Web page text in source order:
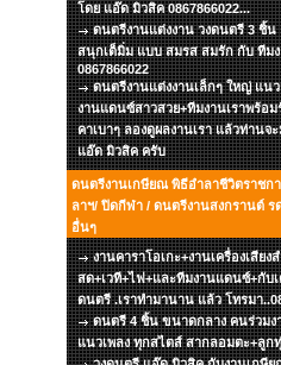
โดย แอ๊ด มิวสิค 0867866022...
ดนตรีงานแต่งงาน วงดนตรี 3 ชิ้
สนุกเต็มิ่ม แบบ สมรส สมรัก กับ ทีม
0867866022
ดนตรีงานแต่งงานเล็กๆ ใหญ่ แน
งานแดนซ์สาวสวย+ทีมงานเราพร้อ
คาเบาๆ ลองดูผลงานเรา แล้วท่านจ
แอ๊ด มิวสิค ครับ
ดนตรีงานเกษียณ พิธีอำลาชีวิตราชกา
ลาฯ/ ปิดกีฬา / ดนตรีงานสงกรานต์
อื่นๆ
งานคาราโอเกะ+งานเครื่องเสีย
สด+เวที+ไฟ+และทีมงานแดนซ์+กับเ
ดนตรี .เราทำมานาน แล้ว โทรมา
ดนตรี 4 ชิ้น ขนาดกลาง คนร่วมง
แนวเพลง ทุกสไตส์ สากลอมตะ+ลูก